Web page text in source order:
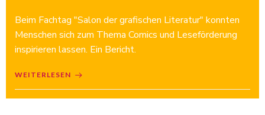
Beim Fachtag "Salon der grafischen Literatur" konnten
Menschen sich zum Thema Comics und Leseförderung
inspirieren lassen. Ein Bericht.
WEITERLESEN